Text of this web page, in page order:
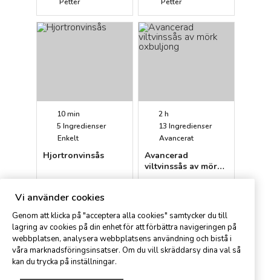
10 min
5 Ingredienser
Enkelt
Hjortronvinsås
2 h
13 Ingredienser
Avancerat
Avancerad
viltvinssås av mörk
oxbuljong
Vi använder cookies
Genom att klicka på "acceptera alla cookies" samtycker du till
lagring av cookies på din enhet för att förbättra navigeringen på
webbplatsen, analysera webbplatsens användning och bistå i
våra marknadsföringsinsatser. Om du vill skräddarsy dina val så
kan du trycka på inställningar.